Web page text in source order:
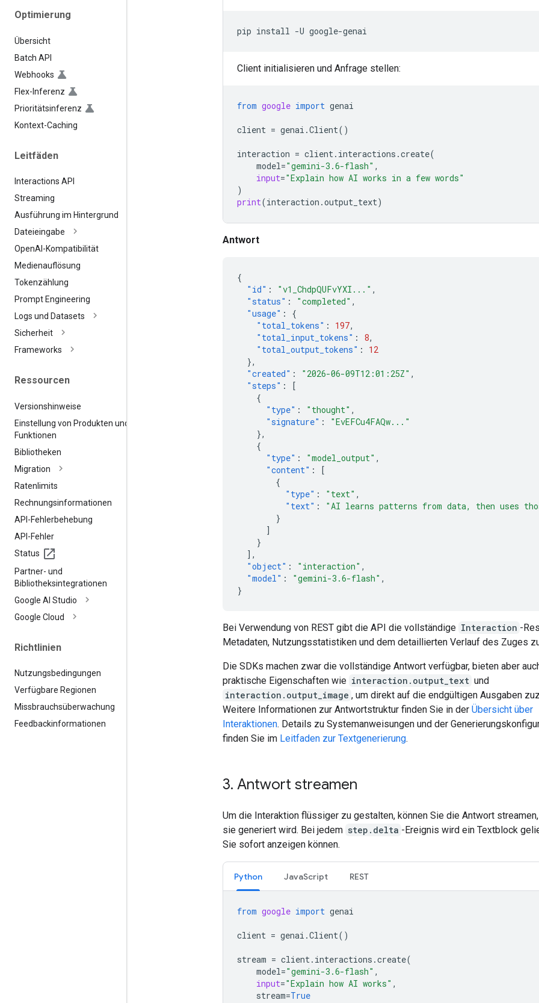
Optimierung
Übersicht
Batch API
Webhooks
Flex-Inferenz
Prioritätsinferenz
Kontext-Caching
Leitfäden
Interactions API
Streaming
Ausführung im Hintergrund
Dateieingabe
OpenAI-Kompatibilität
Medienauflösung
Tokenzählung
Prompt Engineering
Logs und Datasets
Sicherheit
Frameworks
Ressourcen
Versionshinweise
Einstellung von Produkten und
Funktionen
Bibliotheken
Migration
Ratenlimits
Rechnungsinformationen
API-Fehlerbehebung
API-Fehler
Status
Partner- und
Bibliotheksintegrationen
Google AI Studio
Google Cloud
Richtlinien
Nutzungsbedingungen
Verfügbare Regionen
Missbrauchsüberwachung
Feedbackinformationen
pip install -U
Client initialisieren und Anfrage stellen:
from google import genai
client = genai .Client()
interaction = client. interactions .create(
model="gemini-3.6-flash" ,
input="Explain how AI works in a few words"
)
print(interaction .output_text)
Antwort
{
"id" : "v1_ChdpQUFvYXI..." ,
"status" : "completed" ,
"usage" :
{
"total_tokens" : 197,
"total_input_tokens" : 8,
"total_output_tokens" :
12
},
"created" : "2026-06-09T12:01:25Z" ,
"steps" :
[
{
"type" : "thought" ,
"signature" :
"EvEFCu4FAQw..."
},
{
"type" : "model_output" ,
"content" :
[
{
"type" : "text" ,
"text" :
"AI learns patterns from data, then uses
}
]
}
],
"object" : "interaction" ,
"model" : "gemini-3.6-flash" ,
}
Bei Verwendung von REST gibt die API die vollständige Interaction -
Metadaten, Nutzungsstatistiken und dem detaillierten Verlauf des Zuges
Die SDKs machen zwar die vollständige Antwort verfügbar, bieten aber
praktische Eigenschaften wie interaction.output_text und
interaction.output_image , um direkt auf die endgültigen Ausgaben
Weitere Informationen zur Antwortstruktur finden Sie in der Übersicht über
Interaktionen. Details zu Systemanweisungen und der
finden Sie im Leitfaden zur Textgenerierung.
3. Antwort streamen
Um die Interaktion flüssiger zu gestalten, können Sie die Antwort
sie generiert wird. Bei jedem step.delta -Ereignis wird ein Textblock
Sie sofort anzeigen können.
Python JavaScript REST
from google import genai
client = genai .Client()
stream = client. interactions .create(
model="gemini-3.6-flash" ,
input="Explain how AI works" ,
stream=True